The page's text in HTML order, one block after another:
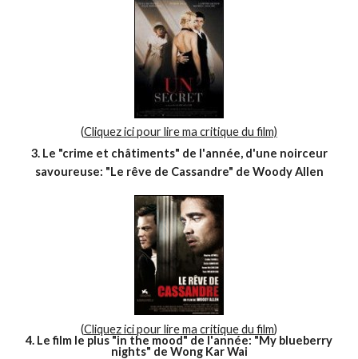
(Cliquez ici pour lire ma critique du film)
3. Le "crime et châtiments" de l'année, d'une noirceur
savoureuse: "Le rêve de Cassandre" de Woody Allen
(Cliquez ici pour lire ma critique du film)
4. Le film le plus "in the mood" de l'année: "My blueberry
nights" de Wong Kar Wai